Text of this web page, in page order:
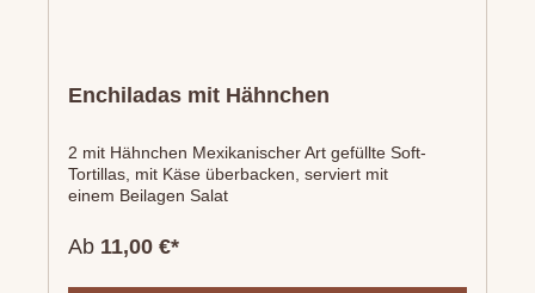
Enchiladas mit Hähnchen
2 mit Hähnchen Mexikanischer Art gefüllte Soft-
Tortillas, mit Käse überbacken, serviert mit
einem Beilagen Salat
Ab 11,00 €*